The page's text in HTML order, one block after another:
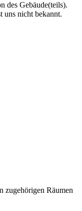
des Gebäude(teils).
uns nicht bekannt.
zugehörigen Räumen